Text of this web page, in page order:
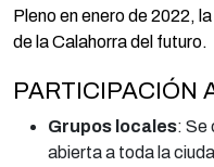
Pleno en enero de 2022,
de la Calahorra del futuro.
PARTICIPACIÓN
Grupos locales: Se
abierta a toda la